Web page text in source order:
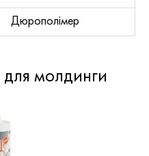
Дюрополімер
для молдинги